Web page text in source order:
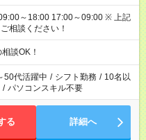
～18:00 17:00～09:00 ※ 上記
相談ください！
談OK！
50代活躍中 / シフト勤務 / 10名以
/ パソコンスキル不要
る 詳細へ